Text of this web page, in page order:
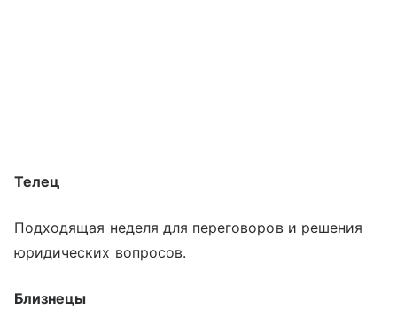
Телец
Подходящая неделя для переговоров и решения
юридических вопросов.
Близнецы